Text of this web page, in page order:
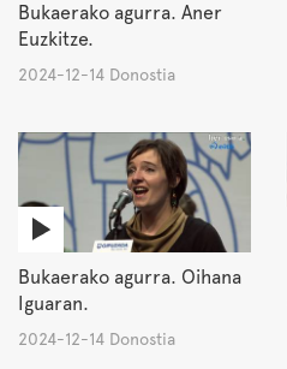
Bukaerako agurra. Aner
Euzkitze.
2024-12-14 Donostia
Bukaerako agurra. Oihana
Iguaran.
2024-12-14 Donostia